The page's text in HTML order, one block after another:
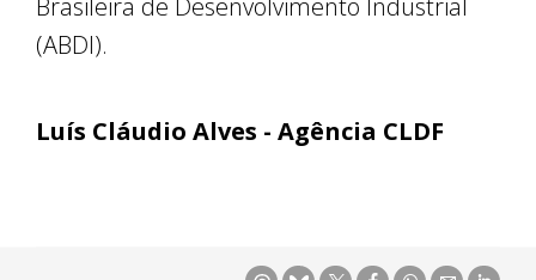
Brasileira de Desenvolvimento Industrial
(ABDI).
Luís Cláudio Alves - Agência CLDF